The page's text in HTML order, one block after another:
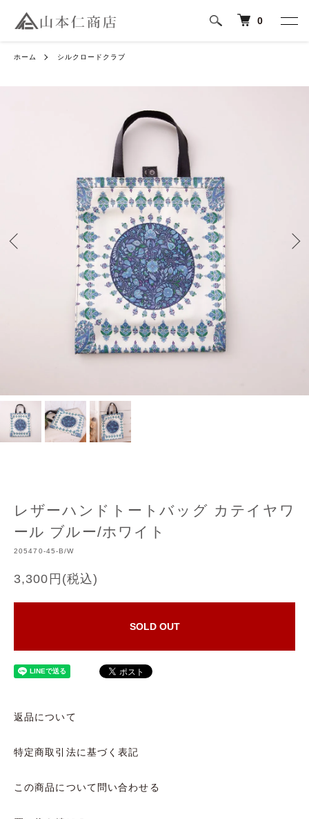
0
ホーム シルクロードクラブ
レザーハンドトートバッグ カテイヤワ
ール ブルー/ホワイト
205470-45-B/W
3,300円(税込)
SOLD OUT
返品について
特定商取引法に基づく表記
この商品について問い合わせる